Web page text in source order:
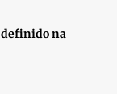
definido na